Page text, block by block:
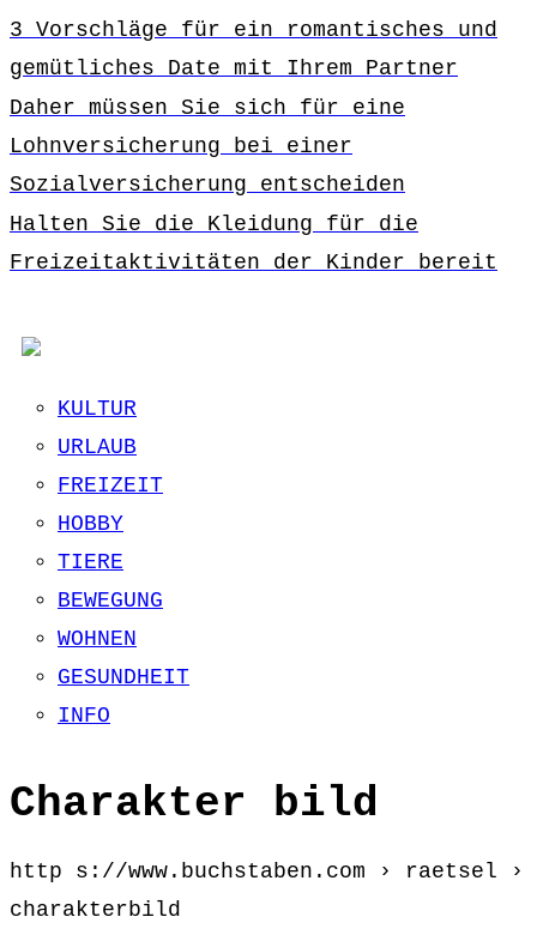
3 Vorschläge für ein romantisches und
gemütliches Date mit Ihrem Partner
Daher müssen Sie sich für eine
Lohnversicherung bei einer
Sozialversicherung entscheiden
Halten Sie die Kleidung für die
Freizeitaktivitäten der Kinder bereit
KULTUR
URLAUB
FREIZEIT
HOBBY
TIERE
BEWEGUNG
WOHNEN
GESUNDHEIT
INFO
Charakter bild
http s://www.buchstaben.com › raetsel ›
charakterbild